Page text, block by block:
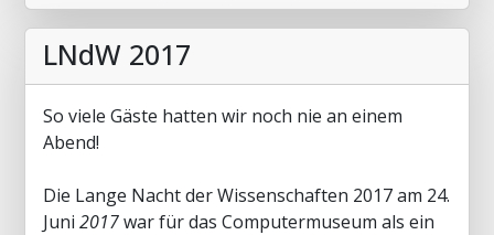
LNdW 2017
So viele Gäste hatten wir noch nie an einem
Abend!
Die Lange Nacht der Wissenschaften 2017 am 24.
Juni 2017war für das Computermuseum als ein